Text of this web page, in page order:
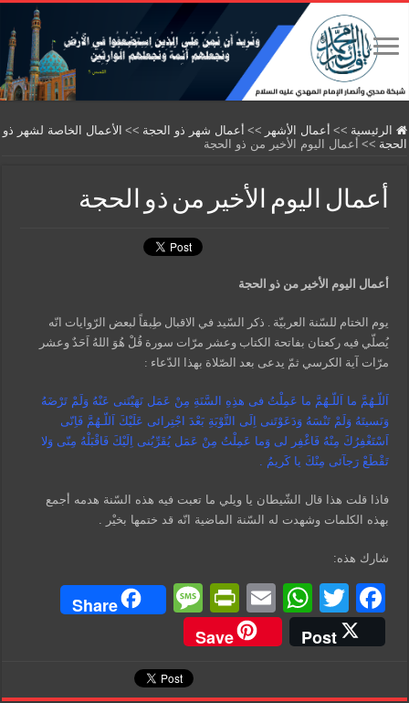
الرئيسية >> أعمال الأشهر >> أعمال شهر ذو الحجة >> الأعمال الخاصة لشهر ذو
الحجة >> أعمال اليوم الأخير من ذو الحجة
أعمال اليوم الأخير من ذو الحجة
أعمال اليوم الأخير من ذو الحجة
يوم الختام للسّنة العربيّة . ذكر السّيد في الاقبال طِبقاً لبعض الرّوايات انّه
يُصلّي فيه ركعتان بفاتحة الكتاب وعشر مرّات سورة قُلْ هُوَ اللهُ اَحَدٌ وعشر
مرّات آية الكرسي ثمّ يدعى بعد الصّلاة بهذا الدّعاء :
اَللّـهُمَّ ما اَللّـهُمَّ ما عَمِلْتُ فى هذِهِ السَّنَةِ مِنْ عَمَل نَهَيْتَنى عَنْهُ وَلَمْ تَرْضَهُ
وَنَسيتَهُ وَلَمْ تَنْسَهُ وَدَعَوْتَنى اِلَى التَّوْبَةِ بَعْدَ اجْتِرائى عَلَيْكَ اَللّـهُمَّ فَاِنّى
اَسْتَغْفِرُكَ مِنْهُ فَاغْفِر لى وَما عَمِلْتُ مِنْ عَمَل يُقَرِّبُنى اِلَيْكَ فَاقْبَلْهُ مِنّى وَلا
تَقْطَعْ رَجآئى مِنْكَ يا كَريمُ .
فاذا قلت هذا قال الشّيطان يا ويلي ما تعبت فيه هذه السّنة هدمه أجمع
بهذه الكلمات وشهدت له السّنة الماضية انّه قد ختمها بخيْر .
شارك هذه:
F
a
c
T
wi
tt
W
h
at
E
m
ail
Pr
in
tF
ri
M
a
Share
Post
Save